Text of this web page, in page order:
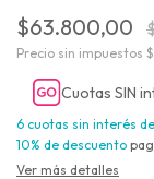
$63.800,00
Precio sin impuestos
Cuotas SIN
6 cuotas sin interés de
10% de descuento
Ver más detalles